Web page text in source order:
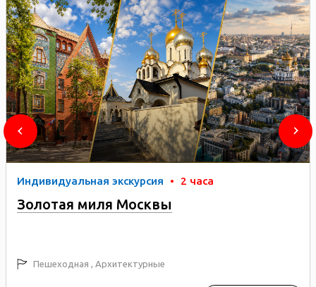
Индивидуальная экскурсия • 2 часа
Золотая миля Москвы
Пешеходная , Архитектурные